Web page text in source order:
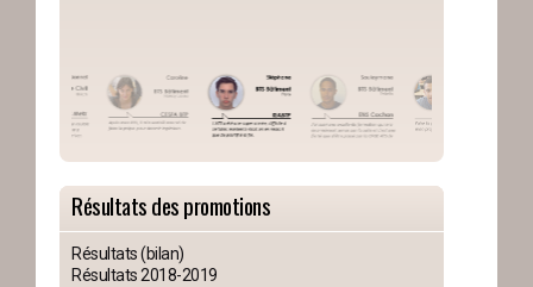
Résultats des promotions
Résultats (bilan)
Résultats 2018-2019